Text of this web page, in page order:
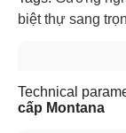
biệt thự sang
Technical
cấp Montana